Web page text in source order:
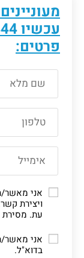
עכשיו
פרטים:
אני מאשר/
ויצירת
עת. מסירת
אני מאשר/
בדוא"ל.